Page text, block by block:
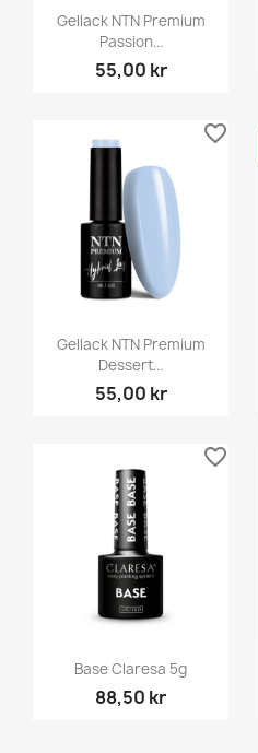
Gellack NTN Premium
Passion...
55,00 kr
Gellack NTN Premium
Dessert...
55,00 kr
favorite_border
Base Claresa 5g
88,50 kr
favorite_border